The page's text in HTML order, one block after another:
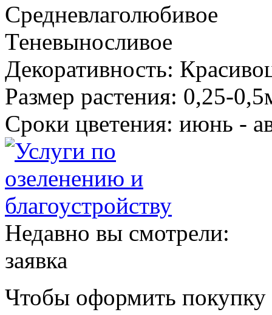
Средневлаголюбивое
Теневыносливое
Декоративность:
Размер растения: 0,25-
Сроки цветения: июнь -
Недавно вы смотрели:
заявка
Чтобы оформить покупку